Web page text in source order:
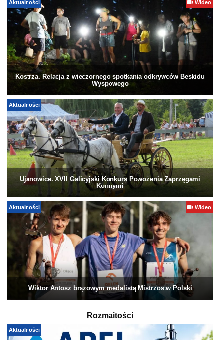
Aktualności Wideo
Kostrza. Relacja z wieczornego spotkania odkrywców Beskidu
Wyspowego
Aktualności
Ujanowice. XVII Galicyjski Konkurs Powożenia Zaprzęgami
Konnymi
Aktualności Wideo
Wiktor Antosz brązowym medalistą Mistrzostw Polski
Rozmaitości
Aktualności